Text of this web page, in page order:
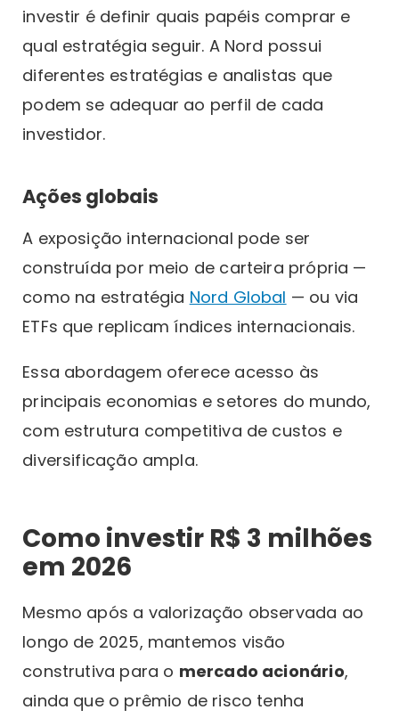
investir é definir quais papéis comprar e
qual estratégia seguir. A Nord possui
diferentes estratégias e analistas que
podem se adequar ao perfil de cada
investidor.
Ações globais
A exposição internacional pode ser
construída por meio de carteira própria —
como na estratégia Nord Global — ou via
ETFs que replicam índices internacionais.
Essa abordagem oferece acesso às
principais economias e setores do mundo,
com estrutura competitiva de custos e
diversificação ampla.
Como investir R$ 3 milhões
em 2026
Mesmo após a valorização observada ao
longo de 2025, mantemos visão
construtiva para o mercado acionário,
ainda que o prêmio de risco tenha